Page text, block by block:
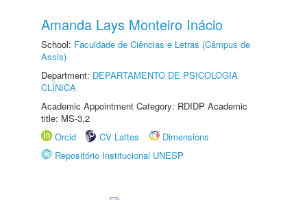
Amanda Lays Monteiro Inácio
School: Faculdade de Ciências e Letras (Câmpus de
Assis)
Department: DEPARTAMENTO DE PSICOLOGIA
CLÍNICA
Academic Appointment Category: RDIDP Academic
title: MS-3.2
Orcid
CV Lattes
Dimensions
Repositório Institucional UNESP